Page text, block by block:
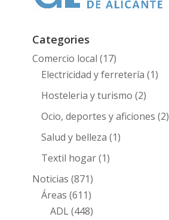
Categories
Comercio local (17)
Electricidad y ferretería (1)
Hosteleria y turismo (2)
Ocio, deportes y aficiones (2)
Salud y belleza (1)
Textil hogar(1)
Noticias (871)
Áreas (611)
ADL(448)